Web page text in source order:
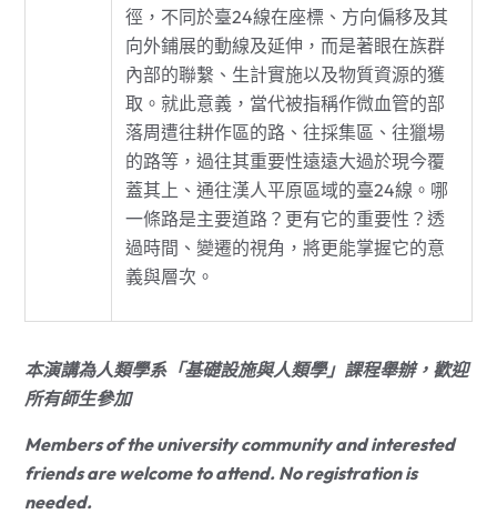
徑，不同於臺24線在座標、方向偏移及其
向外鋪展的動線及延伸，而是著眼在族群
內部的聯繫、生計實施以及物質資源的獲
取。就此意義，當代被指稱作微血管的部
落周遭往耕作區的路、往採集區、往獵場
的路等，過往其重要性遠遠大過於現今覆
蓋其上、通往漢人平原區域的臺24線。哪
一條路是主要道路？更有它的重要性？透
過時間、變遷的視角，將更能掌握它的意
義與層次。
本演講為人類學系「基礎設施與人類學」課程舉辦，歡迎
所有師生參加
Members of the university community and interested
friends are welcome to attend. No registration is
needed.